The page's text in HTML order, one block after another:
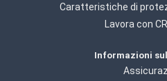
Caratteristiche di
Lavora con
Informazioni